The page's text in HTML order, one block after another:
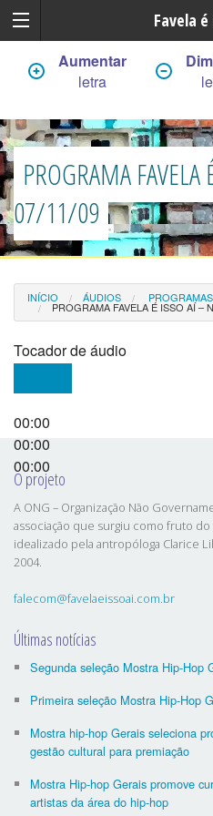
Favela
Aumentar
letra
PROGRAMA
07/11/09
INÍCIO ÁUDIOS
PROGRAMA FAVELA É ISSO AÍ –
Tocador de áudio
00:00
00:00
00:00
O projeto
A ONG – Organização Não
associação que surgiu como fruto do
idealizado pela antropóloga Clarice
2004.
falecom@favelaeissoai.com.br
Últimas notícias
Segunda seleção Mostra Hip-Hop
Primeira seleção Mostra Hip-Hop
Mostra hip-hop Gerais seleciona
gestão cultural para premiação
Mostra Hip-hop Gerais promove
artistas da área do hip-hop